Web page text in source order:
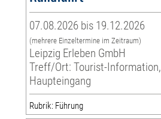
07.08.2026 bis 19.12.2026
(mehrere Einzeltermine im Zeitraum)
Leipzig Erleben GmbH
Treff/Ort: Tourist-Information,
Haupteingang
Rubrik: Führung